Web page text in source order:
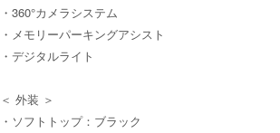
・360°カメラシステム
・メモリーパーキングアシスト
・デジタルライト
＜ 外装 ＞
・ソフトトップ：ブラック